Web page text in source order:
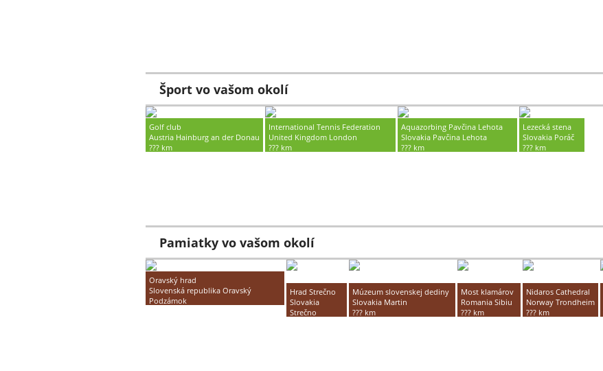
Šport vo vašom okolí
Golf club
Austria Hainburg an der Donau
??? km
International Tennis Federation
United Kingdom London
??? km
Aquazorbing Pavčina Lehota
Slovakia Pavčina Lehota
??? km
Lezecká stena
Slovakia Poráč
??? km
Pamiatky vo vašom okolí
Oravský hrad
Slovenská republika Oravský
Podzámok
Hrad Strečno
Slovakia
Strečno
Múzeum slovenskej dediny
Slovakia Martin
??? km
Most klamárov
Romania Sibiu
??? km
Nidaros Cathedral
Norway Trondheim
??? km